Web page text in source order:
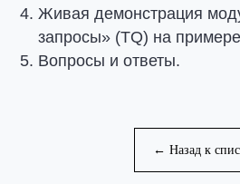
Живая демонстрация
запросы» (TQ) на
Вопросы и ответы.
← Назад к